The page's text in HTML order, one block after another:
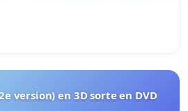
version) en 3D sorte en DVD